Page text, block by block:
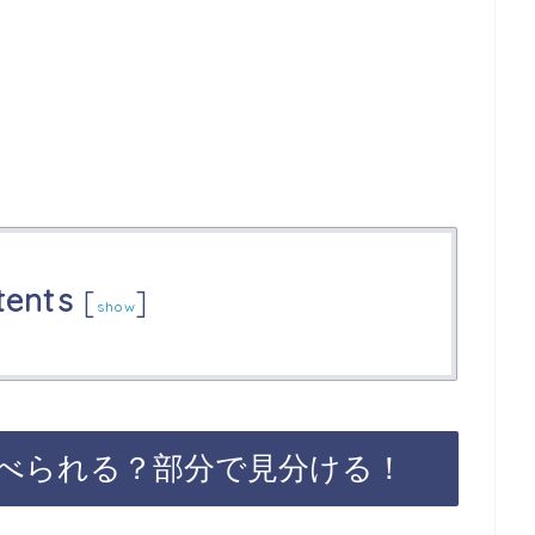
[ show]
られる？部分で見分ける！